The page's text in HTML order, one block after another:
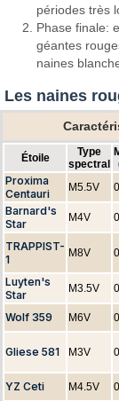
périodes très
Phase finale:
géantes
naines
Les naines
Étoile
Type
spectral
Proxima
Centauri
M5.5V
Barnard's
Star
M4V
TRAPPIST-
1
M8V
Luyten's
Star
M3.5V
Wolf 359 M6V
Gliese 581 M3V
YZ Ceti M4.5V